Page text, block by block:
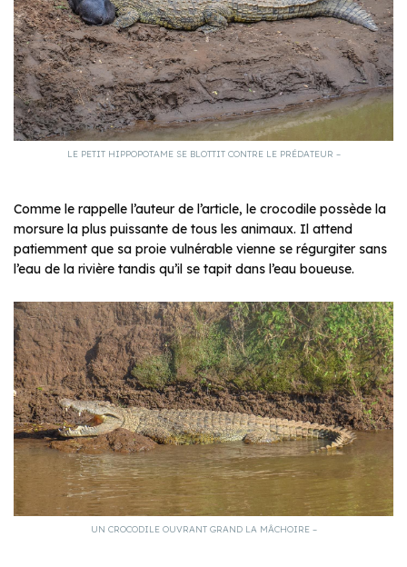
LE PETIT HIPPOPOTAME SE BLOTTIT CONTRE LE PRÉDATEUR –
Comme le rappelle l’auteur de l’article, le crocodile possède la
morsure la plus puissante de tous les animaux. Il attend
patiemment que sa proie vulnérable vienne se régurgiter sans
l’eau de la rivière tandis qu’il se tapit dans l’eau boueuse.
UN CROCODILE OUVRANT GRAND LA MÂCHOIRE –